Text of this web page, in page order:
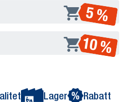
5 %
10 %
Lager
Rabatt